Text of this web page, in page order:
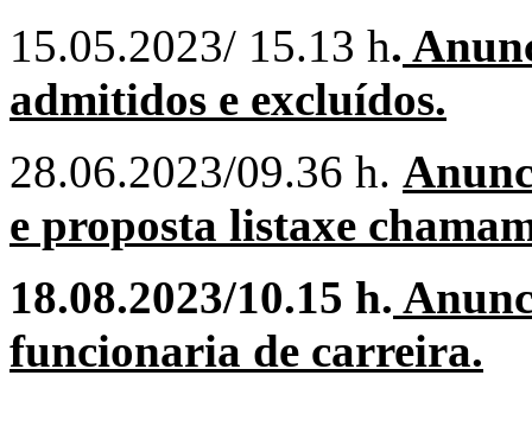
15.05.2023/ 15.13 h.
admitidos e excluídos.
28.06.2023/09.36 h.
e proposta listaxe
18.08.2023/10.15 h.
funcionaria de carreira.